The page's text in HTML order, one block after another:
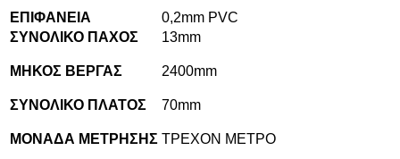
ΕΠΙΦΑΝΕΙΑ
0,2mm PVC
ΣΥΝΟΛΙΚΟ ΠΑΧΟΣ
13mm
ΜΗΚΟΣ ΒΕΡΓΑΣ 2400mm
ΣΥΝΟΛΙΚΟ ΠΛΑΤΟΣ 70mm
ΜΟΝΑΔΑ ΜΕΤΡΗΣΗΣ ΤΡΕΧΟΝ ΜΕΤΡΟ